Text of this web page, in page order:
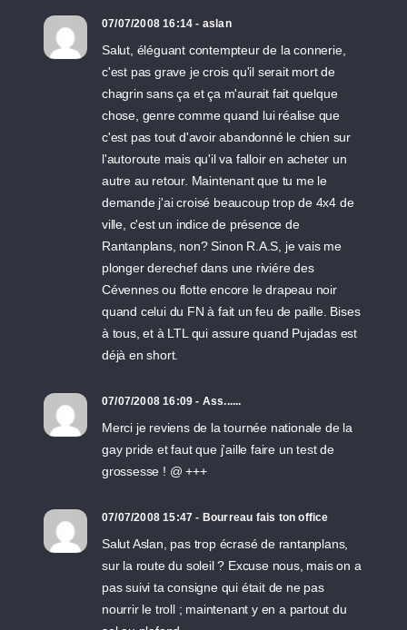
07/07/2008 16:14 - aslan
Salut, éléguant contempteur de la connerie,
c'est pas grave je crois qu'il serait mort de
chagrin sans ça et ça m'aurait fait quelque
chose, genre comme quand lui réalise que
c'est pas tout d'avoir abandonné le chien sur
l'autoroute mais qu'il va falloir en acheter un
autre au retour. Maintenant que tu me le
demande j'ai croisé beaucoup trop de 4x4 de
ville, c'est un indice de présence de
Rantanplans, non? Sinon R.A.S, je vais me
plonger derechef dans une riviére des
Cévennes ou flotte encore le drapeau noir
quand celui du FN à fait un feu de paille. Bises
à tous, et à LTL qui assure quand Pujadas est
déjà en short.
07/07/2008 16:09 - Ass......
Merci je reviens de la tournée nationale de la
gay pride et faut que j'aille faire un test de
grossesse ! @ +++
07/07/2008 15:47 - Bourreau fais ton office
Salut Aslan, pas trop écrasé de rantanplans,
sur la route du soleil ? Excuse nous, mais on a
pas suivi ta consigne qui était de ne pas
nourrir le troll ; maintenant y en a partout du